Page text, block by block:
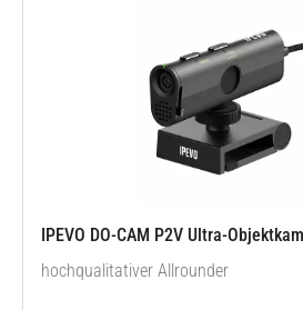
IPEVO DO-CAM P2V Ultra-
hochqualitativer Allrounder